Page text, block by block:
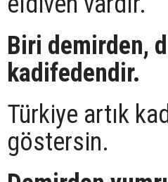
Biri demirden,
kadifedendir.
Türkiye artık
göstersin.